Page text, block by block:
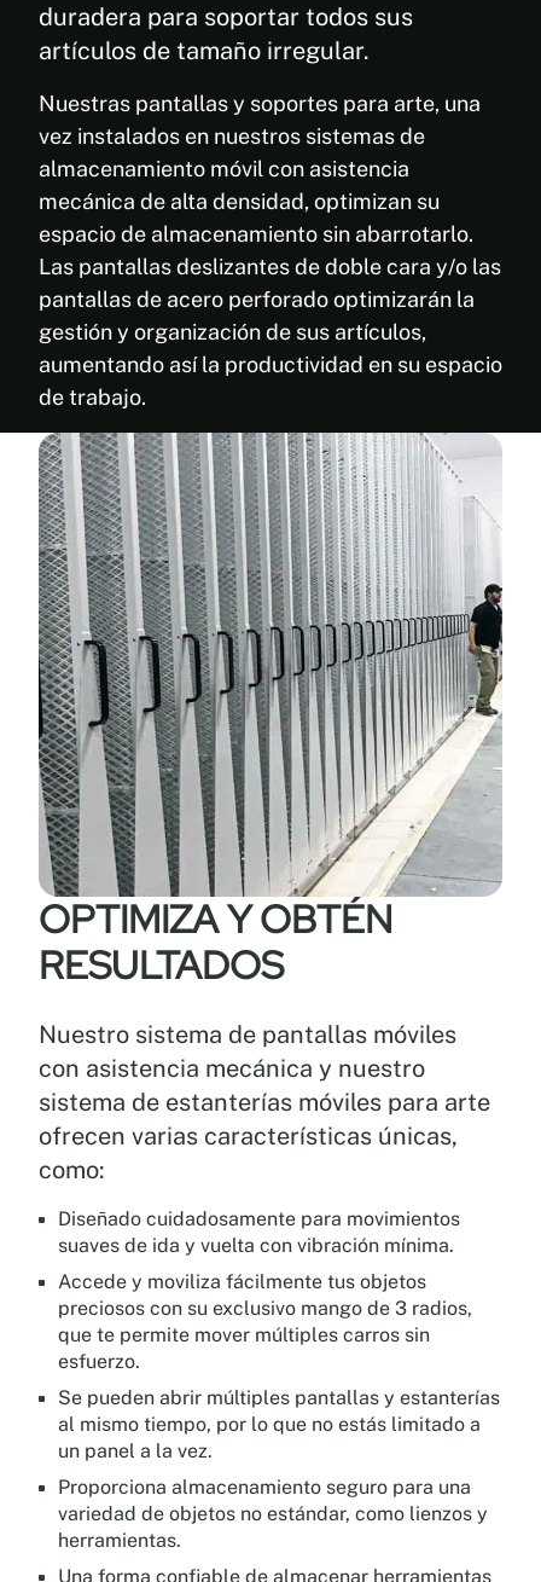
duradera para soportar todos sus
artículos de tamaño irregular.
Nuestras pantallas y soportes para arte, una
vez instalados en nuestros sistemas de
almacenamiento móvil con asistencia
mecánica de alta densidad, optimizan su
espacio de almacenamiento sin abarrotarlo.
Las pantallas deslizantes de doble cara y/o las
pantallas de acero perforado optimizarán la
gestión y organización de sus artículos,
aumentando así la productividad en su espacio
de trabajo.
OPTIMIZA Y OBTÉN
RESULTADOS
Nuestro sistema de pantallas móviles
con asistencia mecánica y nuestro
sistema de estanterías móviles para arte
ofrecen varias características únicas,
como:
Diseñado cuidadosamente para movimientos
suaves de ida y vuelta con vibración mínima.
Accede y moviliza fácilmente tus objetos
preciosos con su exclusivo mango de 3 radios,
que te permite mover múltiples carros sin
esfuerzo.
Se pueden abrir múltiples pantallas y estanterías
al mismo tiempo, por lo que no estás limitado a
un panel a la vez.
Proporciona almacenamiento seguro para una
variedad de objetos no estándar, como lienzos y
herramientas.
Una forma confiable de almacenar herramientas